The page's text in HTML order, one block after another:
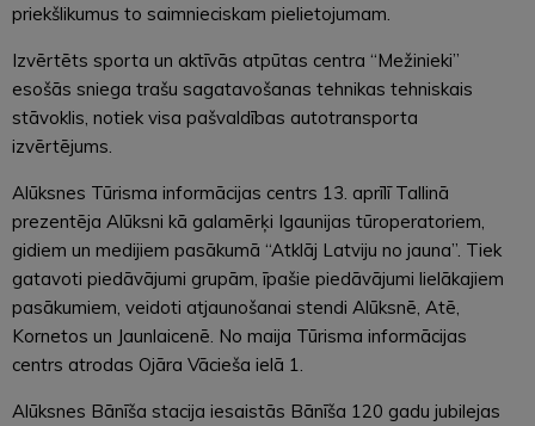
priekšlikumus to saimnieciskam pielietojumam.
Izvērtēts sporta un aktīvās atpūtas centra “Mežinieki”
esošās sniega trašu sagatavošanas tehnikas tehniskais
stāvoklis, notiek visa pašvaldības autotransporta
izvērtējums.
Alūksnes Tūrisma informācijas centrs 13. aprīlī Tallinā
prezentēja Alūksni kā galamērķi Igaunijas tūroperatoriem,
gidiem un medijiem pasākumā “Atklāj Latviju no jauna”. Tiek
gatavoti piedāvājumi grupām, īpašie piedāvājumi lielākajiem
pasākumiem, veidoti atjaunošanai stendi Alūksnē, Atē,
Kornetos un Jaunlaicenē. No maija Tūrisma informācijas
centrs atrodas Ojāra Vācieša ielā 1.
Alūksnes Bānīša stacija iesaistās Bānīša 120 gadu jubilejas